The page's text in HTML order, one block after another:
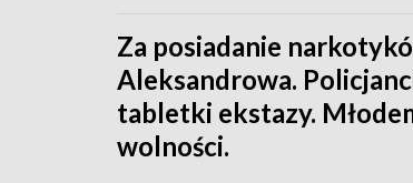
Za posiadanie
Aleksandrowa.
tabletki ekstazy.
wolności.